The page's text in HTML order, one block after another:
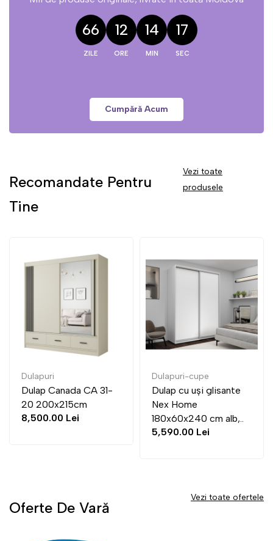
66 12 14 16
Cumpără Acum
Recomandate Pentru
Tine
Vezi toate
produsele
Dulapuri
Dulap Canada CA 31-
20 200x215cm
8,500.00 Lei
Dulapuri-cupe
Dulap cu uși glisante
Nex Home
180x60x240 cm alb,..
5,590.00 Lei
Oferte De Vară
Vezi toate ofertele